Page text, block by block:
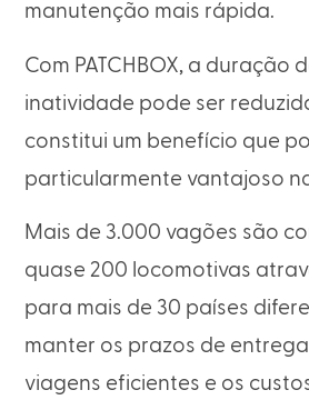
manutenção mais rápida.
Com PATCHBOX, a duração
inatividade pode ser
constitui um benefício que
particularmente vantajoso
Mais de 3.000 vagões são
quase 200 locomotivas
para mais de 30 países
manter os prazos de
viagens eficientes e os